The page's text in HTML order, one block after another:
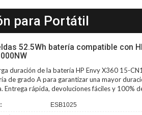
para Portátil
52.5Wh batería compatible con
duración de labatería HP Envy X360 15-
de grado A para garantizar una mayor
Entrega rápida, devoluciones fáciles y 100%
ESB1025